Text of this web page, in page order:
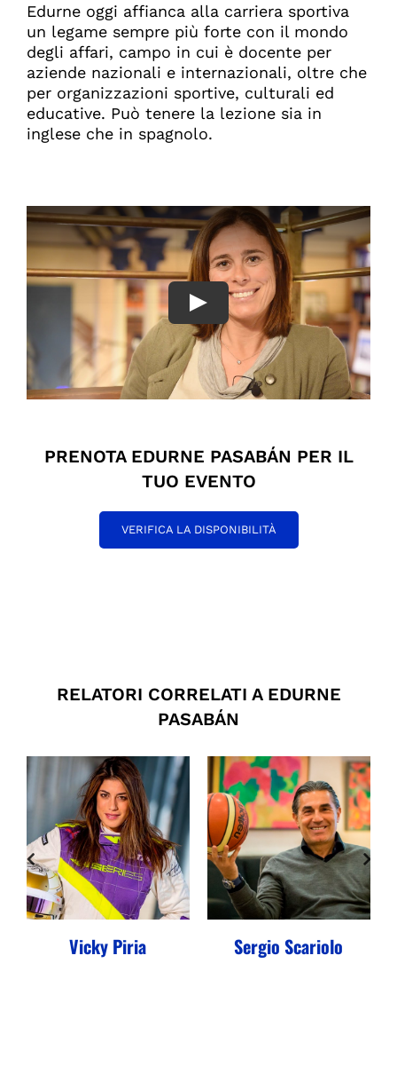
Edurne oggi affianca alla carriera sportiva
un legame sempre più forte con il mondo
degli affari, campo in cui è docente per
aziende nazionali e internazionali, oltre che
per organizzazioni sportive, culturali ed
educative. Può tenere la lezione sia in
inglese che in spagnolo.
PRENOTA EDURNE PASABÁN PER IL
TUO EVENTO
VERIFICA LA DISPONIBILITÀ
RELATORI CORRELATI A EDURNE
PASABÁN
Vicky Piria Sergio Scariolo